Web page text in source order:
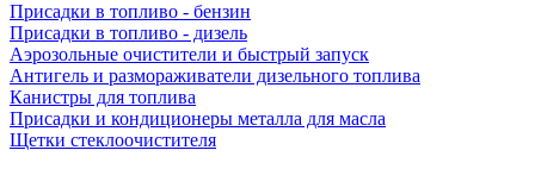
Присадки в топливо - бензин
Присадки в топливо - дизель
Аэрозольные очистители и быстрый запуск
Антигель и размораживатели дизельного топлива
Канистры для топлива
Присадки и кондиционеры металла для масла
Щетки стеклоочистителя